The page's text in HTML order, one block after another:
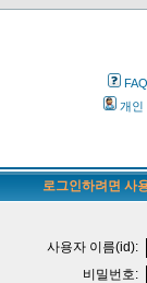
FAQ
개인
로그인하려면 사
사용자 이름(id):
비밀번호: